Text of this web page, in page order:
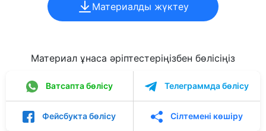
Материалды жүктеу
Материал ұнаса әріптестеріңізбен бөлісіңіз
Ватсапта бөлісу Телеграммда бөлісу
Фейсбукта бөлісу Сілтемені көшіру